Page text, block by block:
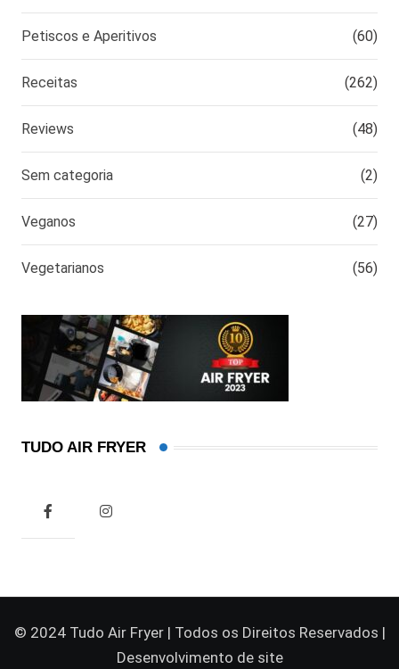
Petiscos e Aperitivos (60)
Receitas (262)
Reviews (48)
Sem categoria (2)
Veganos (27)
Vegetarianos (56)
TUDO AIR FRYER
© 2024 Tudo Air Fryer | Todos os Direitos Reservados |
Desenvolvimento de site